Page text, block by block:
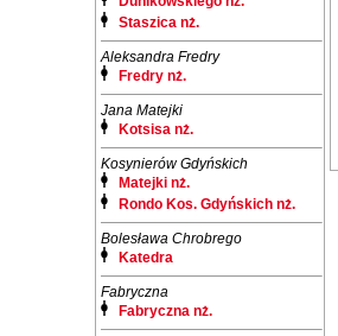
Staszica nż.
Aleksandra Fredry
Fredry nż.
Jana Matejki
Kotsisa nż.
Kosynierów Gdyńskich
Matejki nż.
Rondo Kos. Gdyńskich nż.
Bolesława Chrobrego
Katedra
Fabryczna
Fabryczna nż.